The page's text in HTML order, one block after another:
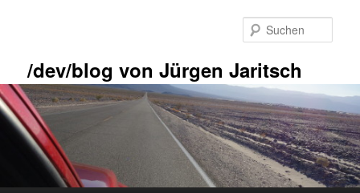
/dev/blog von Jürgen Jaritsch